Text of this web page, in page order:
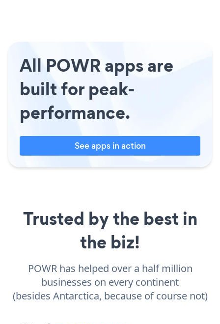
All POWR apps are
built for peak-
performance.
See apps in action
Trusted by the best in
the biz!
POWR has helped over a half million
businesses on every continent
(besides Antarctica, because of course not)